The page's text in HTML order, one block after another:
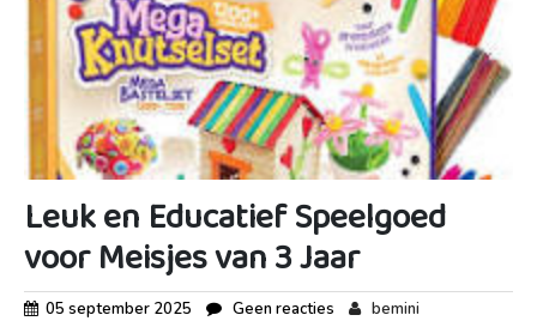
Leuk en Educatief Speelgoed
voor Meisjes van 3 Jaar
05 september 2025 Geen reacties bemini